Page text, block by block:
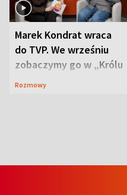
Marek Kondrat wraca
do TVP. We wrześniu
zobaczymy go w „Królu
Maciusiu I”
Rozmowy